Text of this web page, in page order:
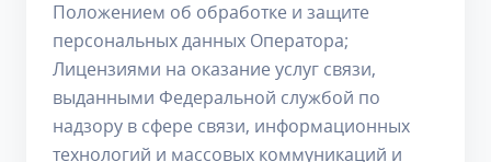
Положением об обработке и защите
персональных данных Оператора;
Лицензиями на оказание услуг связи,
выданными Федеральной службой по
надзору в сфере связи, информационных
технологий и массовых коммуникаций и